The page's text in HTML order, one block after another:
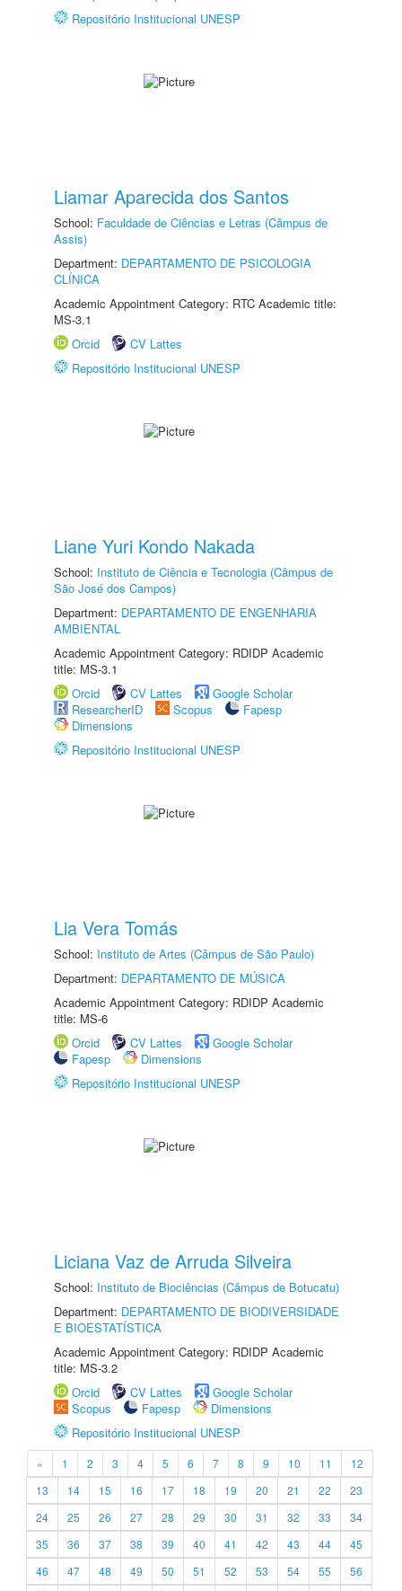
Repositório Institucional UNESP
Liamar Aparecida dos Santos
School: Faculdade de Ciências e Letras (Câmpus de
Assis)
Department: DEPARTAMENTO DE PSICOLOGIA
CLÍNICA
Academic Appointment Category: RTC Academic title:
MS-3.1
Orcid
CV Lattes
Repositório Institucional UNESP
Liane Yuri Kondo Nakada
School: Instituto de Ciência e Tecnologia (Câmpus de
São José dos Campos)
Department: DEPARTAMENTO DE ENGENHARIA
AMBIENTAL
Academic Appointment Category: RDIDP Academic
title: MS-3.1
Orcid
CV Lattes
Google Scholar
ResearcherID
Scopus
Fapesp
Dimensions
Repositório Institucional UNESP
Lia Vera Tomás
School: Instituto de Artes (Câmpus de São Paulo)
Department: DEPARTAMENTO DE MÚSICA
Academic Appointment Category: RDIDP Academic
title: MS-6
Orcid
CV Lattes
Google Scholar
Fapesp
Dimensions
Repositório Institucional UNESP
Liciana Vaz de Arruda Silveira
School: Instituto de Biociências (Câmpus de Botucatu)
Department: DEPARTAMENTO DE BIODIVERSIDADE
E BIOESTATÍSTICA
Academic Appointment Category: RDIDP Academic
title: MS-3.2
Orcid
CV Lattes
Google Scholar
Scopus
Fapesp
Dimensions
Repositório Institucional UNESP
« 1 2 3 4 5 6 7 8 9 10 11
12
13
14 15 16 17 18 19 20 21 22
23
24
25 26 27 28 29 30 31 32 33
34
35
36 37 38 39 40 41 42 43 44
45
46
47 48 49 50 51 52 53 54 55
56